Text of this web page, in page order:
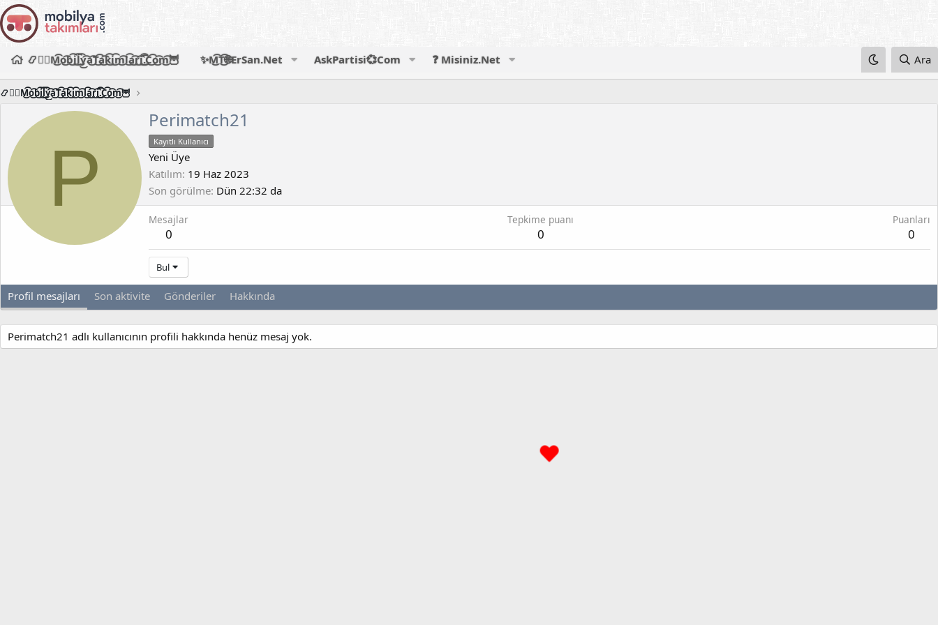
📿🧙‍♂️M͜͡o͜͡b͜͡i͜͡l͜͡y͜͡a͜͡T͜͡a͜͡k͜͡i͜͡m͜͡l͜͡a͜͡r͜͡i͜͡.͜͡C͜͡o͜͡m͜͡🦉 ✨M͜͡T͜͡🌐ErSan.Net AskPartisi💞Com ❓ Misiniz.Net Ara
📿🧙‍♂️M͜͡o͜͡b͜͡i͜͡l͜͡y͜͡a͜͡T͜͡a͜͡k͜͡i͜͡m͜͡l͜͡a͜͡r͜͡i͜͡.͜͡C͜͡o͜͡m͜͡🦉
P
Perimatch21
Kayıtlı Kullanıcı
Yeni Üye
Katılım 19 Haz 2023
Son görülme Dün 22:32 da
Mesajlar
0
Tepkime puanı
0
Puanları
0
Bul
Profil mesajları Son aktivite Gönderiler Hakkında
Perimatch21 adlı kullanıcının profili hakkında henüz mesaj yok.